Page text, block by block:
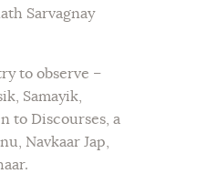
Sarvagnay
to observe –
Samayik,
to Discourses, a
Navkaar Jap,